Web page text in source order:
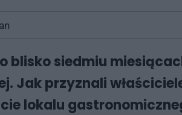
blisko siedmiu
Jak przyznali
lokalu